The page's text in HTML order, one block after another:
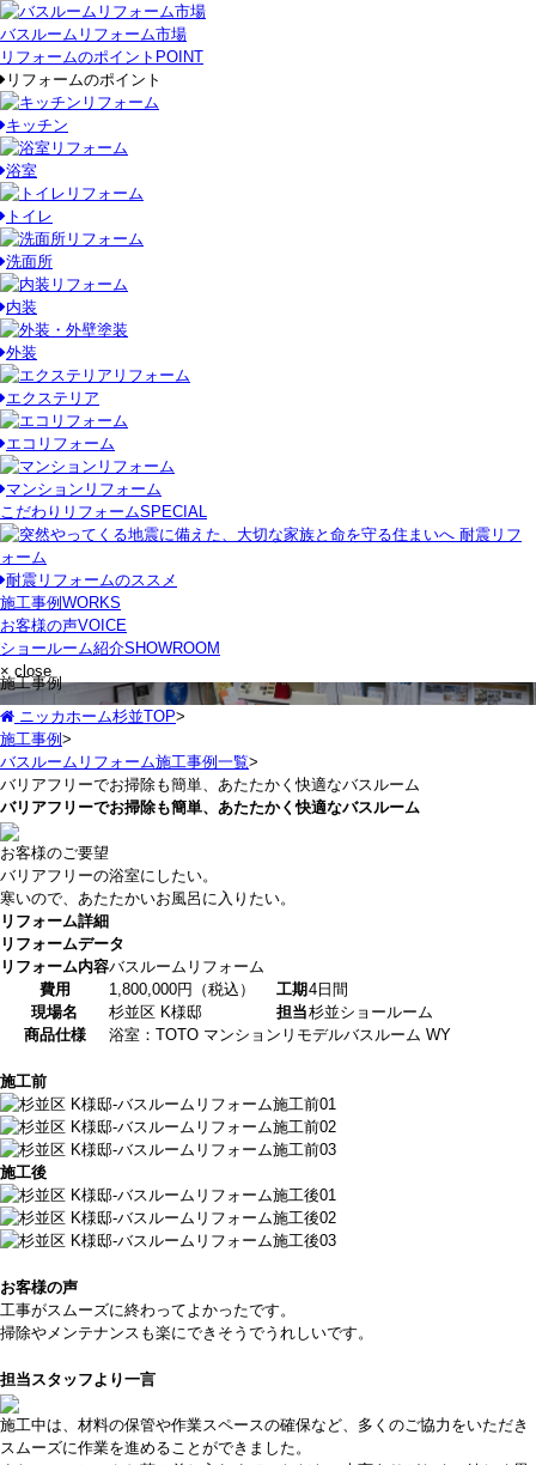
バスルームリフォーム市場
リフォームのポイント POINT
リフォームのポイント
キッチン
浴室
トイレ
洗面所
内装
外装
エクステリア
エコリフォーム
マンションリフォーム
こだわりリフォームSPECIAL
耐震リフォームのススメ
施工事例 WORKS
お客様の声VOICE
ショールーム紹介SHOWROOM
× close
施工事例
ニッカホーム杉並TOP>
施工事例 >
バスルームリフォーム施工事例一覧>
バリアフリーでお掃除も簡単、あたたかく快適なバスルーム
バリアフリーでお掃除も簡単、あたたかく快適なバスルーム
お客様のご要望
バリアフリーの浴室にしたい。
寒いので、あたたかいお風呂に入りたい。
リフォーム詳細
リフォームデータ
リフォーム内容バスルームリフォーム
費用
1,800,000円（税込） 工期4日間
現場名
杉並区 K様邸 担当杉並ショールーム
商品仕様
浴室：TOTO マンションリモデルバスルーム WY
施工前
施工後
お客様の声
工事がスムーズに終わってよかったです。
掃除やメンテナンスも楽にできそうでうれしいです。
担当スタッフより一言
施工中は、材料の保管や作業スペースの確保など、多くのご協力をいただき
スムーズに作業を進めることができました。